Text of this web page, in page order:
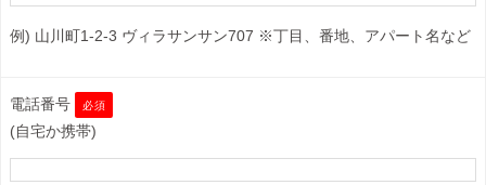
例) 山川町1-2-3 ヴィラサンサン707 ※丁目、番地、アパート名など
電話番号 必須
(自宅か携帯)